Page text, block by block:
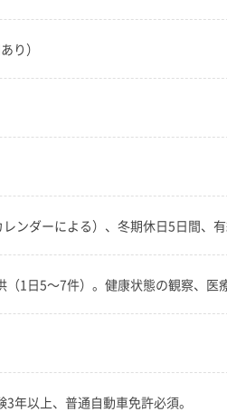
り）
ンダーによる）、冬期休日5日間、
1日5～7件）。健康状態の観察、医
年以上、普通自動車免許必須。